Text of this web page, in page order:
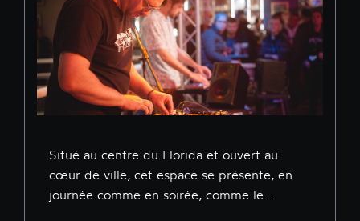
Situé au centre du Florida et ouvert au
cœur de ville, cet espace se présente, en
journée comme en soirée, comme le...